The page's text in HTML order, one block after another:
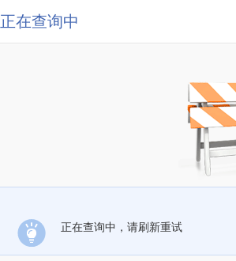
正在查询中
正在查询中，请刷新重试